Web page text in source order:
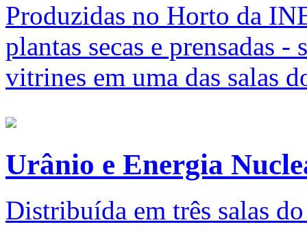
Produzidas no Horto da
plantas secas e prensadas
vitrines em uma das salas
Urânio e Energia
Distribuída em três salas